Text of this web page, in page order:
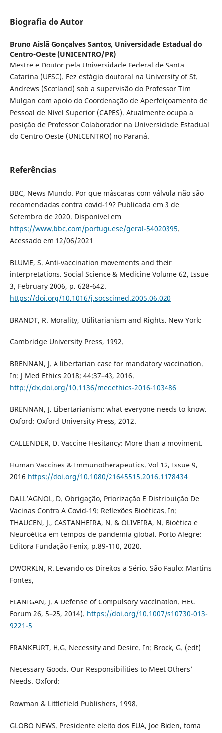
Biografia do Autor
Bruno Aislã Gonçalves Santos, Universidade Estadual do
Centro-Oeste (UNICENTRO/PR)
Mestre e Doutor pela Universidade Federal de Santa
Catarina (UFSC). Fez estágio doutoral na University of St.
Andrews (Scotland) sob a supervisão do Professor Tim
Mulgan com apoio do Coordenação de Aperfeiçoamento de
Pessoal de Nível Superior (CAPES). Atualmente ocupa a
posição de Professor Colaborador na Universidade Estadual
do Centro Oeste (UNICENTRO) no Paraná.
Referências
BBC, News Mundo. Por que máscaras com válvula não são
recomendadas contra covid-19? Publicada em 3 de
Setembro de 2020. Disponível em
https://www.bbc.com/portuguese/geral-54020395.
Acessado em 12/06/2021
BLUME, S. Anti-vaccination movements and their
interpretations. Social Science & Medicine Volume 62, Issue
3, February 2006, p. 628-642.
https://doi.org/10.1016/j.socscimed.2005.06.020
BRANDT, R. Morality, Utilitarianism and Rights. New York:
Cambridge University Press, 1992.
BRENNAN, J. A libertarian case for mandatory vaccination.
In: J Med Ethics 2018; 44:37–43, 2016.
http://dx.doi.org/10.1136/medethics-2016-103486
BRENNAN, J. Libertarianism: what everyone needs to know.
Oxford: Oxford University Press, 2012.
CALLENDER, D. Vaccine Hesitancy: More than a moviment.
Human Vaccines & Immunotherapeutics. Vol 12, Issue 9,
2016 https://doi.org/10.1080/21645515.2016.1178434
DALL’AGNOL, D. Obrigação, Priorização E Distribuição De
Vacinas Contra A Covid-19: Reflexões Bioéticas. In:
THAUCEN, J., CASTANHEIRA, N. & OLIVEIRA, N. Bioética e
Neuroética em tempos de pandemia global. Porto Alegre:
Editora Fundação Fenix, p.89-110, 2020.
DWORKIN, R. Levando os Direitos a Sério. São Paulo: Martins
Fontes,
FLANIGAN, J. A Defense of Compulsory Vaccination. HEC
Forum 26, 5–25, 2014). https://doi.org/10.1007/s10730-013-
9221-5
FRANKFURT, H.G. Necessity and Desire. In: Brock, G. (edt)
Necessary Goods. Our Responsibilities to Meet Others’
Needs. Oxford:
Rowman & Littlefield Publishers, 1998.
GLOBO NEWS. Presidente eleito dos EUA, Joe Biden, toma